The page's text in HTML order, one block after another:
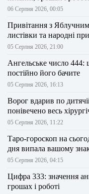
06 Серпня 2026, 00:05
Привітання з
листівки та народні
05 Серпня 2026, 21:00
Ангельське число 444:
постійно його бачите
05 Серпня 2026, 16:13
Ворог вдарив по
понівечено весь
05 Серпня 2026, 11:22
Таро-гороскоп на
дня випала вашому
05 Серпня 2026, 04:15
Цифра 333: значення
грошах і роботі